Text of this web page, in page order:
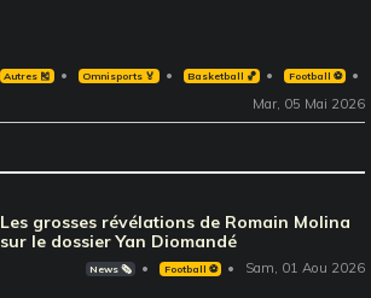
Autres 🎽 Omnisports 🏅 Basketball 🏀 Football ⚽️
Mar, 05 Mai 2026
Les grosses révélations de Romain Molina
sur le dossier Yan Diomandé
News 🗞️ Football ⚽️ Sam, 01 Aou 2026